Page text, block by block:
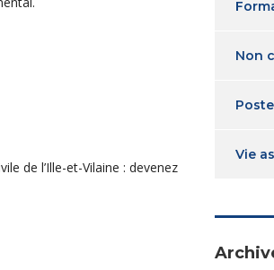
de l’Ille-et-Vilaine : devenez
Non
Vie